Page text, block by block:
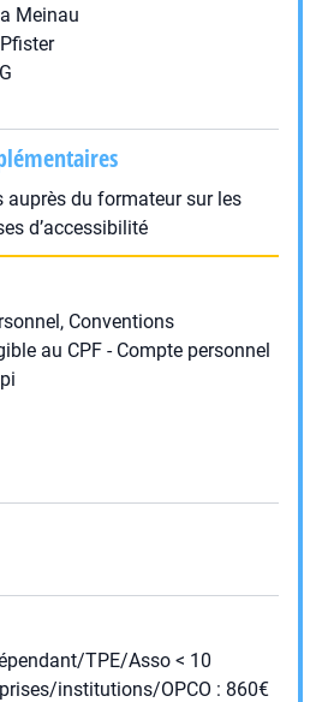
Meinau
auprès du formateur sur les
d’accessibilité
Conventions
au CPF - Compte personnel
TPE/Asso < 10
institutions/OPCO : 860€